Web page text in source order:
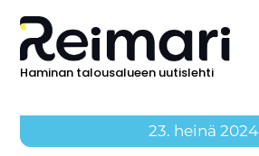
Haminan talousalueen uutislehti
23. heinä 2024